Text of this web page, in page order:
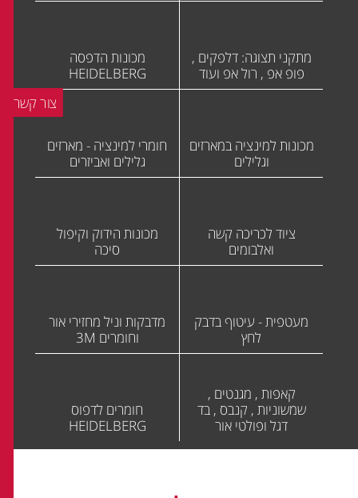
מתקני תצוגה: דלפקים ,
פופ אפ , רול אפ ועוד
מכונות הדפסה
HEIDELBERG
מכונות למינציה במארזים
וגלילים
חומרי למינציה - מארזים
גלילים ואביזרים
ציוד לכריכה קשה
ואלבומים
מכונות הידוק וקיפול
סיכה
מעטפית - עיטוף בדבק
לחץ
מדבקות וניל מחזירי אור
וחומרים 3M
קאפות , מגנטים ,
שמשוניות , קנבס , בד
דגל ופולטי אור
חומרים לדפוס
HEIDELBERG
צור קשר